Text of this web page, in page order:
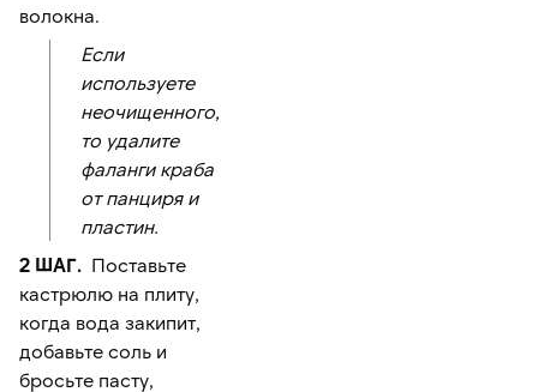
волокна.
Если
используете
неочищенного,
то удалите
фаланги краба
от панциря и
пластин.
2 ШАГ. Поставьте
кастрюлю на плиту,
когда вода закипит,
добавьте соль и
бросьте пасту,